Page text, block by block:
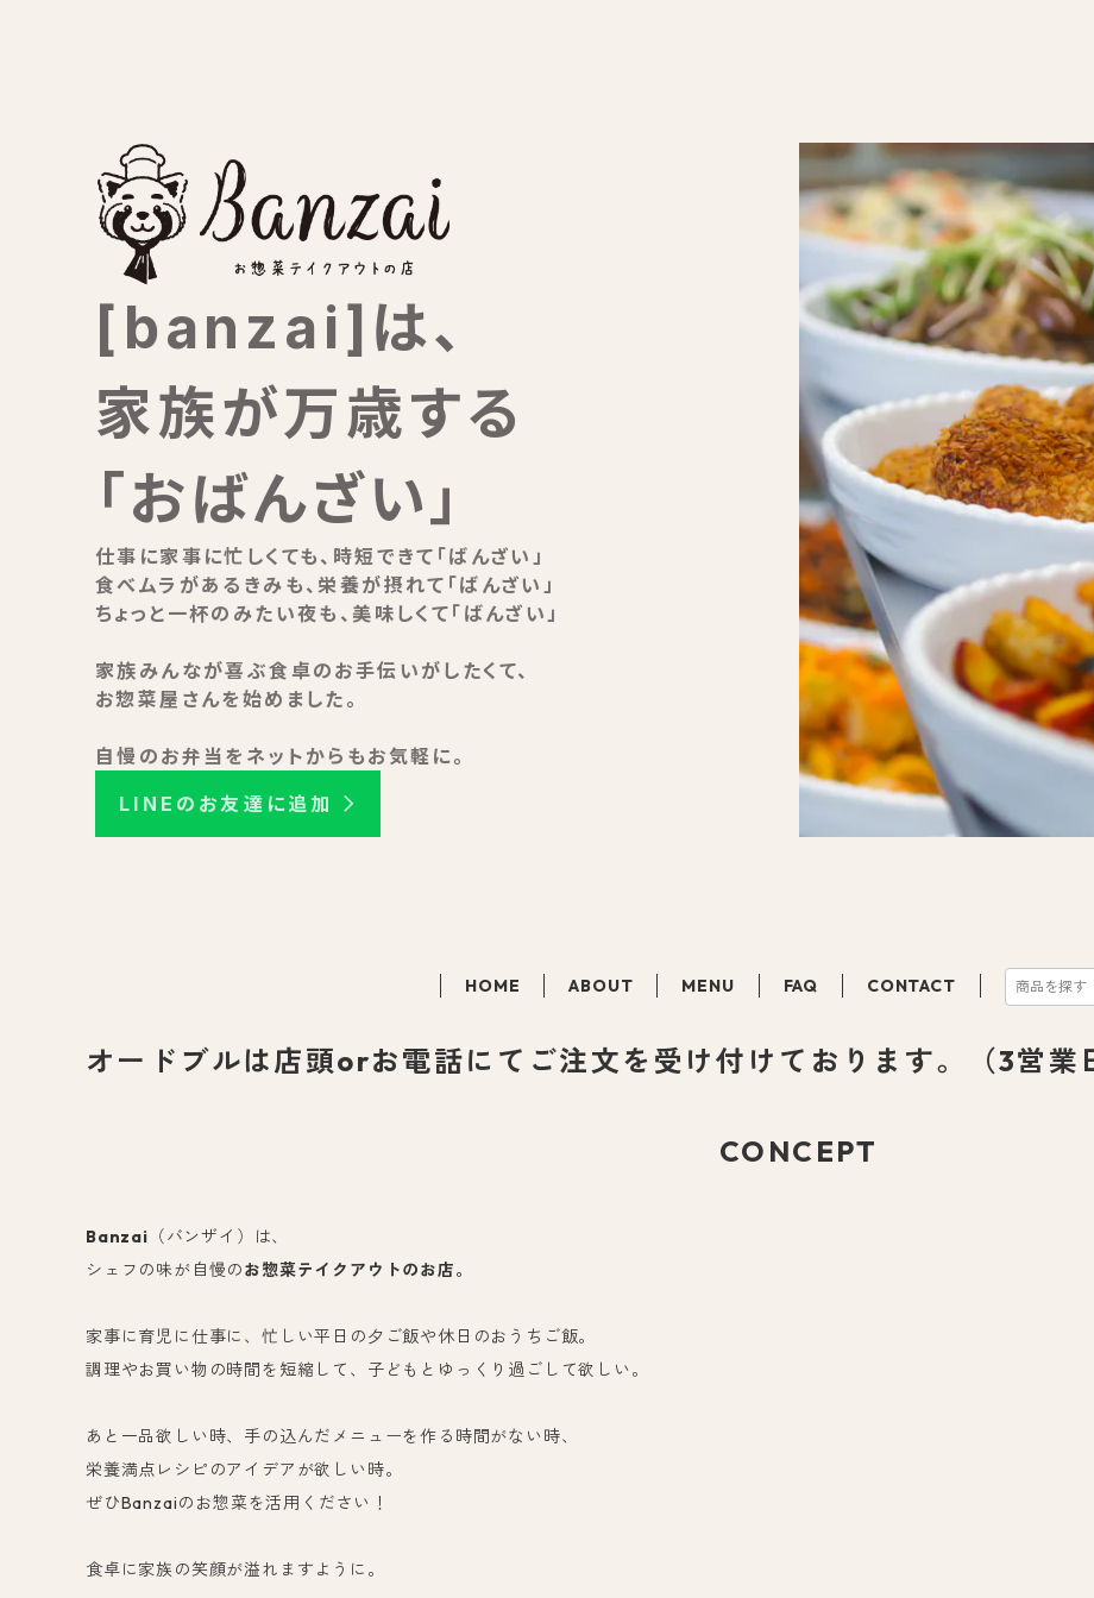
[banzai]は、
家族が万歳する
「おばんざい」
仕事に家事に忙しくても、時短できて「ばんざい」
食べムラがあるきみも、栄養が摂れて「ばんざい」
ちょっと一杯のみたい夜も、美味しくて「ばんざい」
家族みんなが喜ぶ食卓のお手伝いがしたくて、
お惣菜屋さんを始めました。
自慢のお弁当をネットからもお気軽に。
LINEのお友達に追加
HOME ABOUT MENU FAQ CONTACT
オードブルは店頭orお電話にてご注文を受け付けております。（3営業
CONCEPT
Banzai （バンザイ）は、
シェフの味が自慢のお惣菜テイクアウトのお店。
家事に育児に仕事に、忙しい平日の夕ご飯や休日のおうちご飯。
調理やお買い物の時間を短縮して、子どもとゆっくり過ごして欲しい。
あと一品欲しい時、手の込んだメニューを作る時間がない時、
栄養満点レシピのアイデアが欲しい時。
ぜひBanzaiのお惣菜を活用ください！
食卓に家族の笑顔が溢れますように。